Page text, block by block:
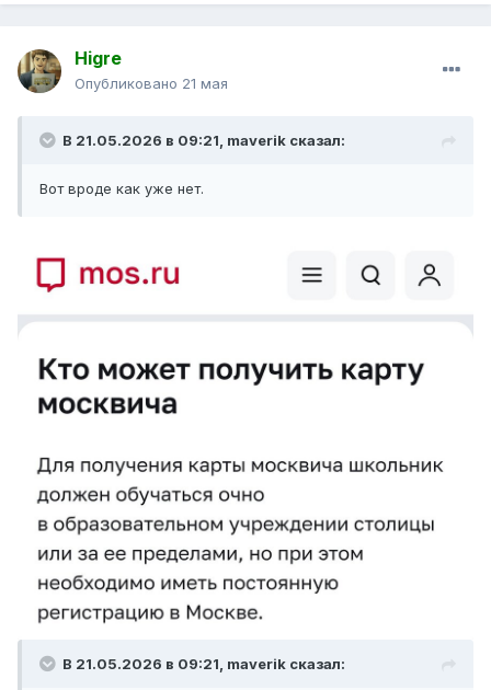
Higre
Опубликовано 21 мая
В 21.05.2026 в 09:21, maverik сказал:
Вот вроде как уже нет.
В 21.05.2026 в 09:21, maverik сказал: